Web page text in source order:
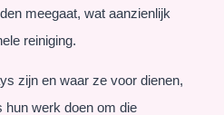
meegaat, wat aanzienlijk
reiniging.
zijn en waar ze voor dienen,
hun werk doen om die